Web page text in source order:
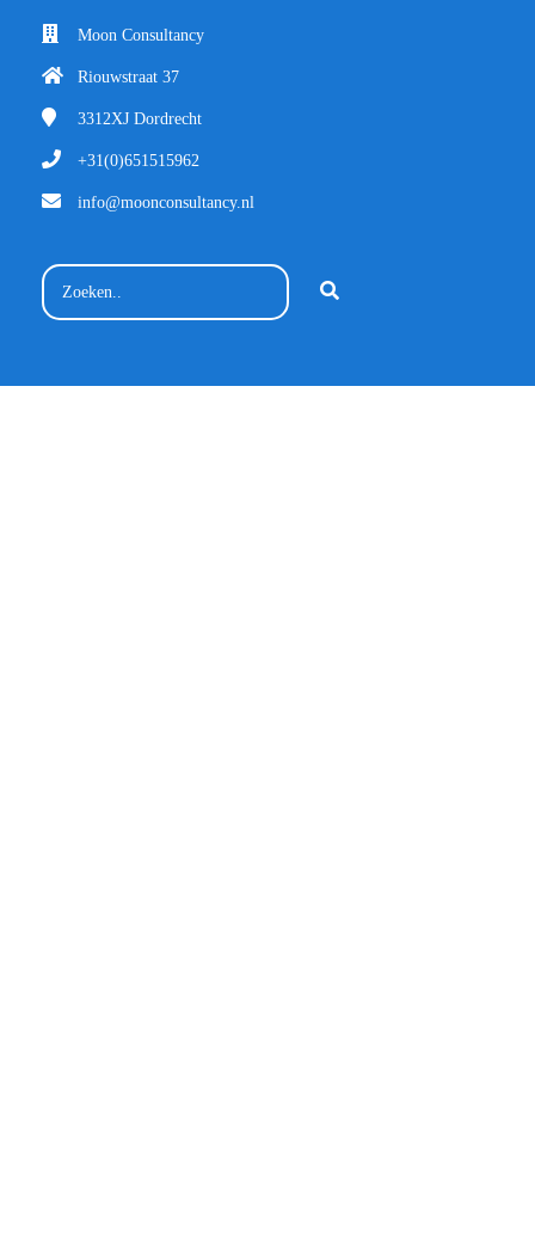
Moon Consultancy
Riouwstraat 37
3312XJ Dordrecht
+31(0)651515962
info@moonconsultancy.nl